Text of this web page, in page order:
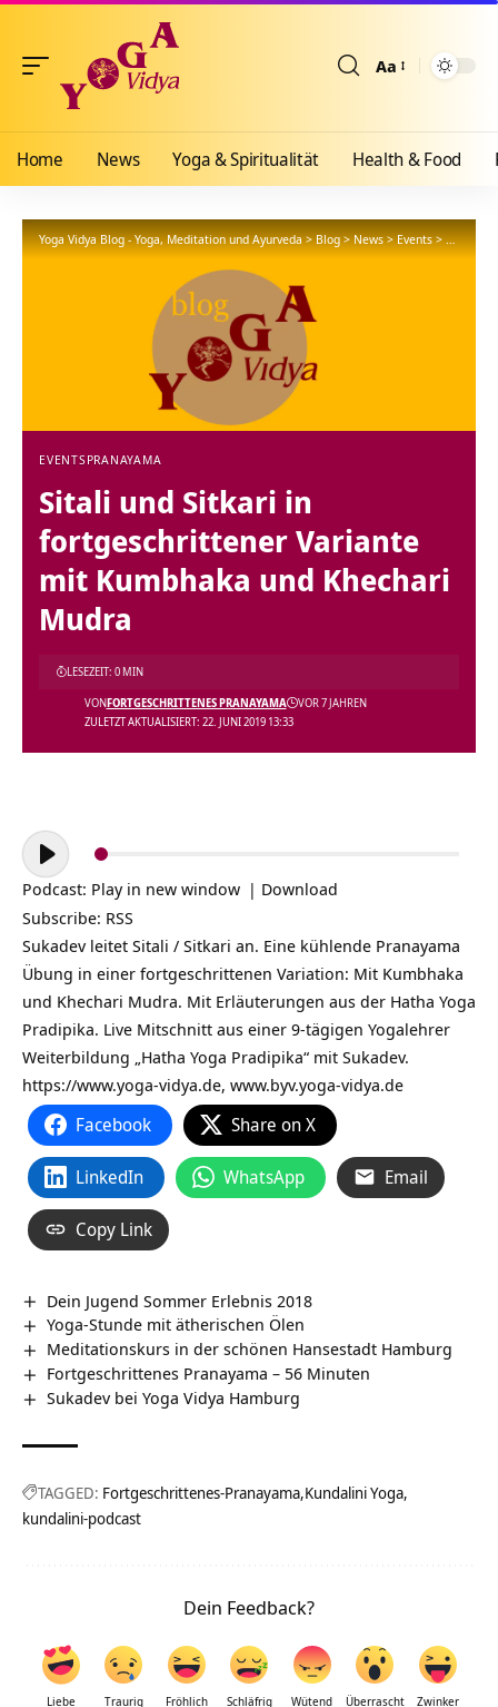
Aa
Home News Yoga & Spiritualität Health & Food
Yoga Vidya Blog - Yoga, Meditation und Ayurveda>Blog>News>Events>Sitali
EVENTSPRANAYAMA
Sitali und Sitkari in
fortgeschrittener Variante
mit Kumbhaka und Khechari
Mudra
ZULETZT AKTUALISIERT: 22. JUNI 2019 13:33
VONFORTGESCHRITTENES PRANAYAMA VOR 7 JAHREN
LESEZEIT: 0 MIN
Audio-
Player
Podcast: Play in new window | Download
Subscribe: RSS
Sukadev leitet Sitali / Sitkari an. Eine kühlende Pranayama
Übung in einer fortgeschrittenen Variation: Mit Kumbhaka
und Khechari Mudra. Mit Erläuterungen aus der Hatha Yoga
Pradipika. Live Mitschnitt aus einer 9-tägigen Yogalehrer
Weiterbildung „Hatha Yoga Pradipika“ mit Sukadev.
https://www.yoga-vidya.de, www.byv.yoga-vidya.de
Facebook Share on X
LinkedIn WhatsApp Email
Copy Link
Dein Jugend Sommer Erlebnis 2018
Yoga-Stunde mit ätherischen Ölen
Meditationskurs in der schönen Hansestadt Hamburg
Fortgeschrittenes Pranayama – 56 Minuten
Sukadev bei Yoga Vidya Hamburg
TAGGED: Fortgeschrittenes-Pranayama Kundalini Yoga
kundalini-podcast
Dein Feedback?
Liebe Traurig Fröhlich Schläfrig Wütend Überrascht Zwinker